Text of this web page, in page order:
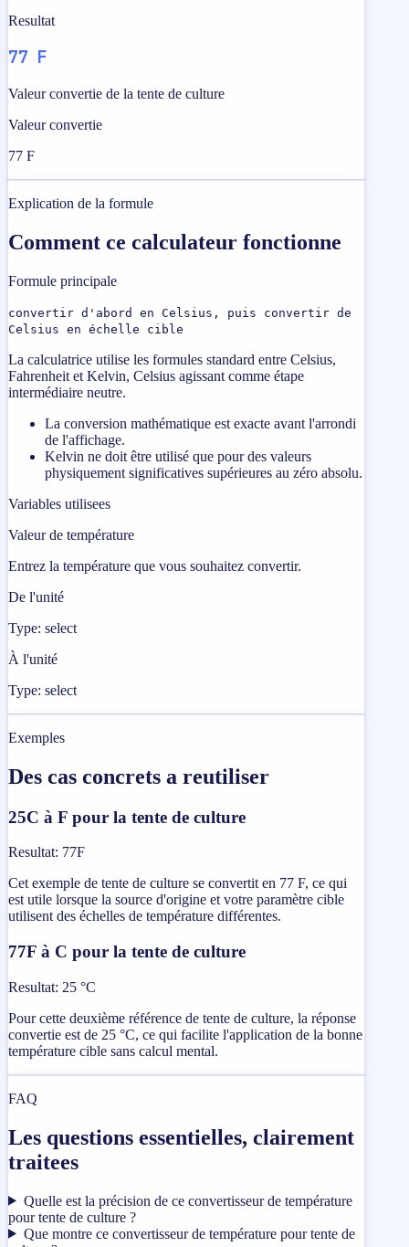
Resultat
77 F
Valeur convertie de la tente de culture
Valeur convertie
77 F
Explication de la formule
Comment ce calculateur fonctionne
Formule principale
convertir d'abord en Celsius, puis convertir de
Celsius en échelle cible
La calculatrice utilise les formules standard entre Celsius,
Fahrenheit et Kelvin, Celsius agissant comme étape
intermédiaire neutre.
La conversion mathématique est exacte avant l'arrondi
de l'affichage.
Kelvin ne doit être utilisé que pour des valeurs
physiquement significatives supérieures au zéro absolu.
Variables utilisees
Valeur de température
Entrez la température que vous souhaitez convertir.
De l'unité
Type: select
À l'unité
Type: select
Exemples
Des cas concrets a reutiliser
25C à F pour la tente de culture
Resultat: 77F
Cet exemple de tente de culture se convertit en 77 F, ce qui
est utile lorsque la source d'origine et votre paramètre cible
utilisent des échelles de température différentes.
77F à C pour la tente de culture
Resultat: 25 °C
Pour cette deuxième référence de tente de culture, la réponse
convertie est de 25 °C, ce qui facilite l'application de la bonne
température cible sans calcul mental.
FAQ
Les questions essentielles, clairement
traitees
Quelle est la précision de ce convertisseur de température
pour tente de culture ?
Que montre ce convertisseur de température pour tente de